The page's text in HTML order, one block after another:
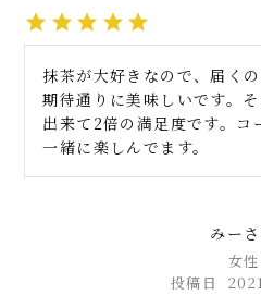
抹茶が大好きなので、届く
期待通りに美味しいです。
出来て2倍の満足度です。コ
一緒に楽しんでます。
みー
女性
投稿日